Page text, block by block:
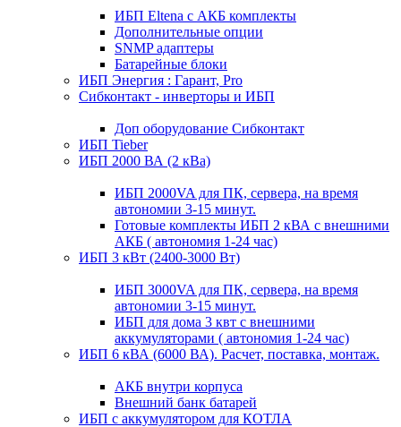
ИБП Eltena с АКБ комплекты
Дополнительные опции
SNMP адаптеры
Батарейные блоки
ИБП Энергия : Гарант, Pro
Сибконтакт - инверторы и ИБП
Доп оборудование Сибконтакт
ИБП Tieber
ИБП 2000 ВА (2 кВа)
ИБП 2000VA для ПК, сервера, на время
автономии 3-15 минут.
Готовые комплекты ИБП 2 кВА с внешними
АКБ ( автономия 1-24 час)
ИБП 3 кВт (2400-3000 Вт)
ИБП 3000VA для ПК, сервера, на время
автономии 3-15 минут.
ИБП для дома 3 квт с внешними
аккумуляторами ( автономия 1-24 час)
ИБП 6 кВА (6000 ВА). Расчет, поставка, монтаж.
АКБ внутри корпуса
Внешний банк батарей
ИБП с аккумулятором для КОТЛА